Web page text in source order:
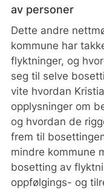
av personer
Dette andre
kommune har
flyktninger, og
seg til selve
vite hvordan
opplysninger om
og hvordan de
frem til
mindre kommune
bosetting av
oppfølgings- og